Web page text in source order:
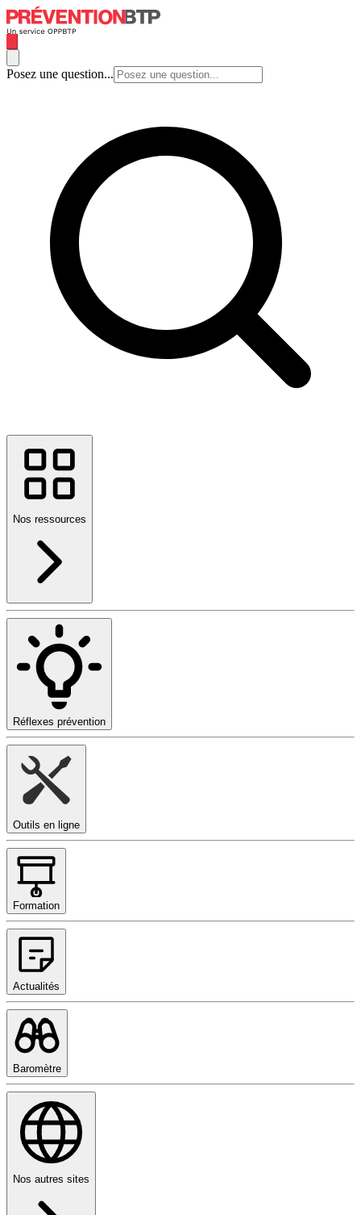
Posez une question...
Nos ressources
Réflexes prévention
Outils en ligne
Formation
Actualités
Baromètre
Nos autres sites